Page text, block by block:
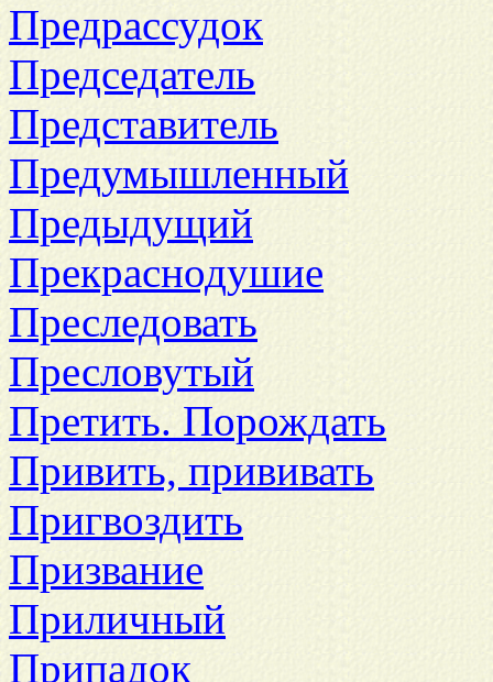
Предрассудок
Председатель
Представитель
Предумышленный
Предыдущий
Прекраснодушие
Преследовать
Пресловутый
Претить. Порождать
Привить, прививать
Пригвоздить
Призвание
Приличный
Припадок